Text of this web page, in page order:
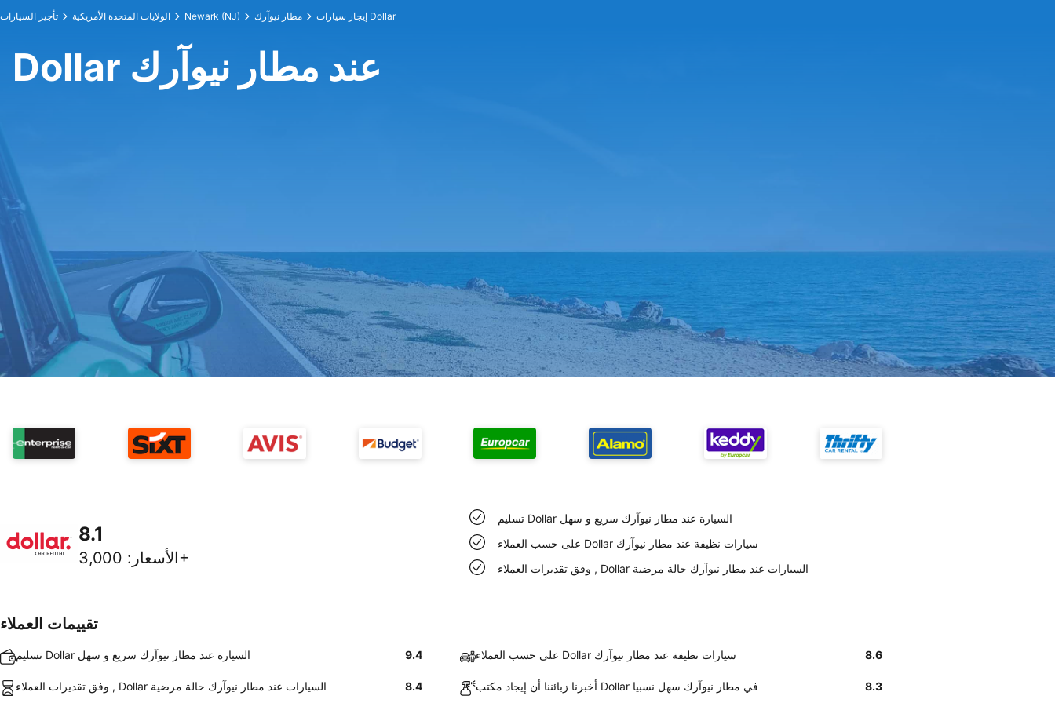
تأجير السيارات الولايات المتحدة الأمريكية Newark (NJ) مطار نيوآرك إيجار سيارات Dollar
Dollar عند مطار نيوآرك
8.1
الأسعار : 3,000+
تسليم Dollar السيارة عند مطار نيوآرك سريع و سهل
على حسب العملاء Dollar سيارات نظيفة عند مطار نيوآرك
وفق تقديرات العملاء , Dollar السيارات عند مطار نيوآرك حالة مرضية
تقييمات العملاء
تسليم Dollar السيارة عند مطار نيوآرك سريع و سهل 9.4 على حسب العملاء Dollar سيارات نظيفة عند مطار نيوآرك 8.6
وفق تقديرات العملاء , Dollar السيارات عند مطار نيوآرك حالة مرضية 8.4 أخبرنا زبائننا أن إيجاد مكتب Dollar في مطار نيوآرك سهل نسبيا 8.3